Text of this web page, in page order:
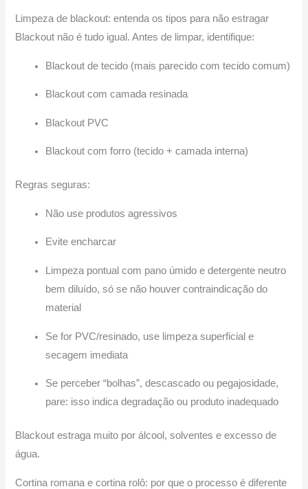
Limpeza de blackout: entenda os tipos para não estragar
Blackout não é tudo igual. Antes de limpar, identifique:
Blackout de tecido (mais parecido com tecido comum)
Blackout com camada resinada
Blackout PVC
Blackout com forro (tecido + camada interna)
Regras seguras:
Não use produtos agressivos
Evite encharcar
Limpeza pontual com pano úmido e detergente neutro
bem diluído, só se não houver contraindicação do
material
Se for PVC/resinado, use limpeza superficial e
secagem imediata
Se perceber “bolhas”, descascado ou pegajosidade,
pare: isso indica degradação ou produto inadequado
Blackout estraga muito por álcool, solventes e excesso de
água.
Cortina romana e cortina rolô: por que o processo é diferente